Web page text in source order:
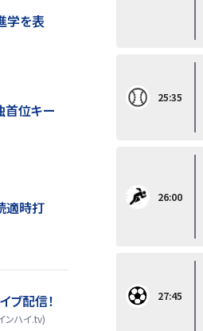
学を表
首位キー
適時打
ブ配信！
ンハイ.tv)
25:35
26:00
27:45